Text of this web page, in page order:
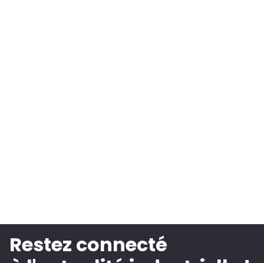
Restez connecté